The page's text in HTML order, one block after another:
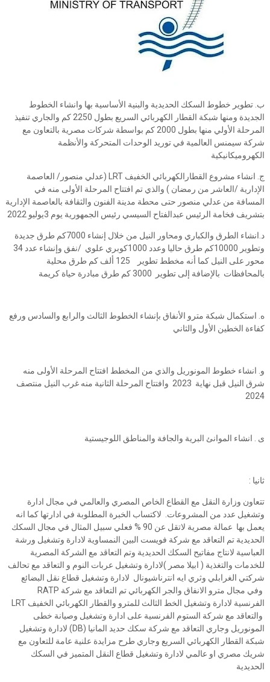
ب. تطوير خطوط السكك الحديدية والبنية الأساسية بها وانشاء الخطوط
الجديدة ومنها شبكة القطار الكهربائي السريع بطول 2250 كم والجاري تنفيذ
المرحلة الأولي منها بطول 2000 كم بواسطة شركات مصرية بالتعاون مع
شركة سيمنس العالمية في توريد الوحدات المتحركة والأنظمة
الكهروميكانيكية
ج. انشاء مشروع القطارالكهربائي الخفيف LRT (عدلي منصور/ العاصمة
الإدارية /العاشر من رمضان ) والذي تم افتتاح المرحلة الأولى منه في
المسافة من عدلي منصور حتى محطة مدينة الفنون والثقافة بالعاصمة الإدارية
بتشريف فخامة الرئيس عبدالفتاح السيسي رئيس الجمهورية يوم 3يوليو 2022
د.انشاء الطرق والكباري ومحاور النيل من خلال إنشاء 7000كم طرق جديدة
وتطوير 10000كم طرق حاليا وعدد 1000كوبري علوي /نفق وإنشاء عدد 34
محور على النيل كما أنه مخطط تطوير 125 ألف كم طرق محلية
بالمحافظات بالإضافة إلى تطوير 3000 كم طرق مبادرة حياة كريمة
ه. استكمال شبكة مترو الأنفاق بإنشاء الخطوط الثالث والرابع والسادس ورفع
كفاءة الخطين الأول والثاني
و. انشاء خطوط المونوريل والذي من المخطط افتتاح المرحلة الأولى منه
شرق النيل قبل نهاية 2023 وافتتاح المرحلة الثانية منه غرب النيل منتصف
2024
ى . انشاء الموانئ البرية والجافة والمناطق اللوجيستية
ثانيا :
تتعاون وزارة النقل مع القطاع الخاص المصري والعالمي في مجال ادارة
وتشغيل عدد من المشروعات. لاكتساب الخبرة المطلوبة في ادارتها كما انه
يعمل بها عمالة مصرية لاتقل عن 90 % فعلي سبيل المثال في مجال السكك
الحديدية تم التعاقد مع شركة فويست البين النمساوية لادارة وتشغيل ورشة
العباسية لانتاج مفاتيح السكك الحديدية وتم التعاقد مع الشركة المصرية
للخدمات والتغذية ( ابيلا مصر )لادارة وتشغيل عربات النوم و التعاقد مع تحالف
شركتي الغرابلي وثري ايه انترناشيونال لادارة وتشغيل قطاع نقل البضائع
وفي مجال مترو الانفاق والجر الكهربائي تم التعاقد مع شركة RATP
الفرنسية لادارة وتشغيل الخط الثالث للمترو والقطار الكهربائي الخفيف LRT
والتعاقد مع شركة الستوم الفرنسية على ادارة وتشغيل وصيانة خطى
المونوريل وجاري التعاقد مع شركة سكك حديد المانيا (DB) لادارة وتشغيل
شبكة القطار الكهربائي السريع وجاري طرح مزايدة علنية عامة للتعاون مع
شريك مصري او عالمي لادارة وتشغيل قطاع النقل المتميز في السكك
الحديدية